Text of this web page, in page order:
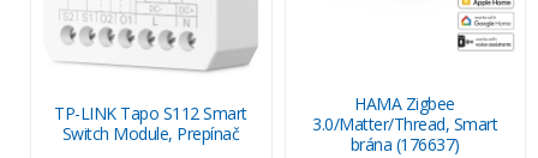
TP-LINK Tapo S112 Smart
Switch Module, Prepínač
HAMA Zigbee
3.0/Matter/Thread, Smart
brána (176637)